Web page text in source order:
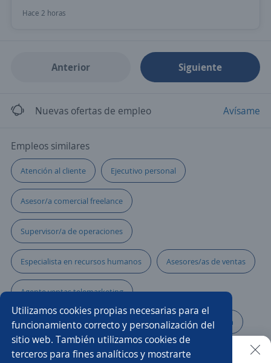
Hace 2 horas
Anterior Siguiente
Nuevas ofertas de empleo Avísame
Empleos similares
Atención al cliente Ejecutivo personal
Asesor/a comercial freelance
Supervisor/a de operaciones
Especialista en recursos humanos Asesores/as de ventas
Agente ventas telemarketing
Ejecutivo/a de atención al cliente Asesor comisionista
Agentes de ventas y atención al cliente
Utilizamos cookies propias necesarias para el
funcionamiento correcto y personalización del
sitio web. También utilizamos cookies de
terceros para fines analíticos y mostrarte